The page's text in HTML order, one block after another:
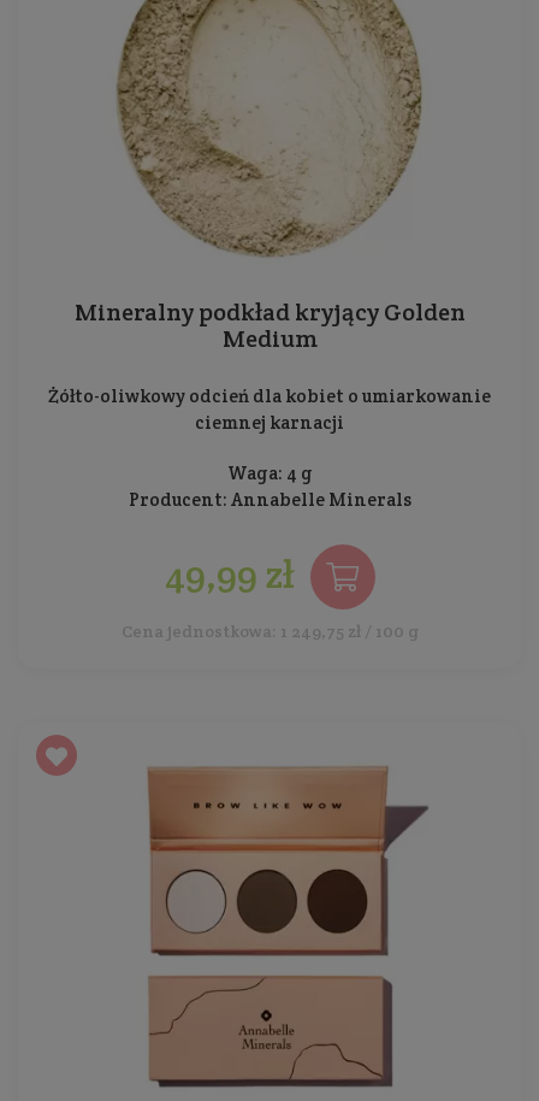
Mineralny podkład kryjący Golden
Medium
Żółto-oliwkowy odcień dla kobiet o umiarkowanie
ciemnej karnacji
Waga: 4 g
Producent: Annabelle Minerals
49,99 zł
Cena jednostkowa: 1 249,75 zł / 100 g